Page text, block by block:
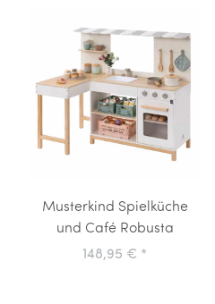
Musterkind Spielküche
und Café Robusta
148,95 € *